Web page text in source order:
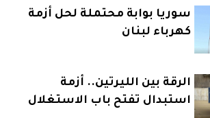
سوريا بوابة محتملة لحل أزمة
كهرباء لبنان
الرقة بين الليرتين.. أزمة
استبدال تفتح باب الاستغلال